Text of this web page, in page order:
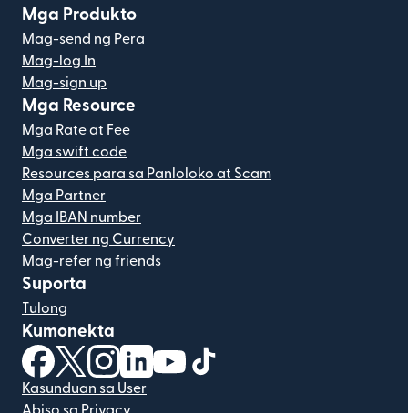
Mga Produkto
Mag-send ng Pera
Mag-log In
Mag-sign up
Mga Resource
Mga Rate at Fee
Mga swift code
Resources para sa Panloloko at Scam
Mga Partner
Mga IBAN number
Converter ng Currency
Mag-refer ng friends
Suporta
Tulong
Kumonekta
(bubukas sa bagong window)
(bubukas sa bagong window)
(bubukas sa bagong window)
(bubukas sa bagong window)
(bubukas sa bagong window)
Kasunduan sa User
Abiso sa Privacy